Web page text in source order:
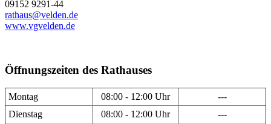
09152 9291-44
rathaus@velden.de
www.vgvelden.de
Öffnungszeiten des Rathauses
Montag 08:00 - 12:00 Uhr
---
Dienstag
08:00 - 12:00 Uhr ---